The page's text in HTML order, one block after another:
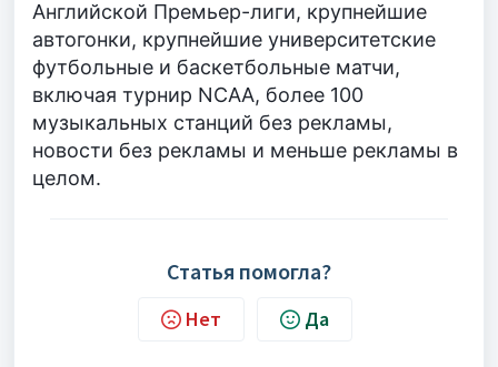
Английской Премьер-лиги, крупнейшие
автогонки, крупнейшие университетские
футбольные и баскетбольные матчи,
включая турнир NCAA, более 100
музыкальных станций без рекламы,
новости без рекламы и меньше рекламы в
целом.
Статья помогла?
Нет Да